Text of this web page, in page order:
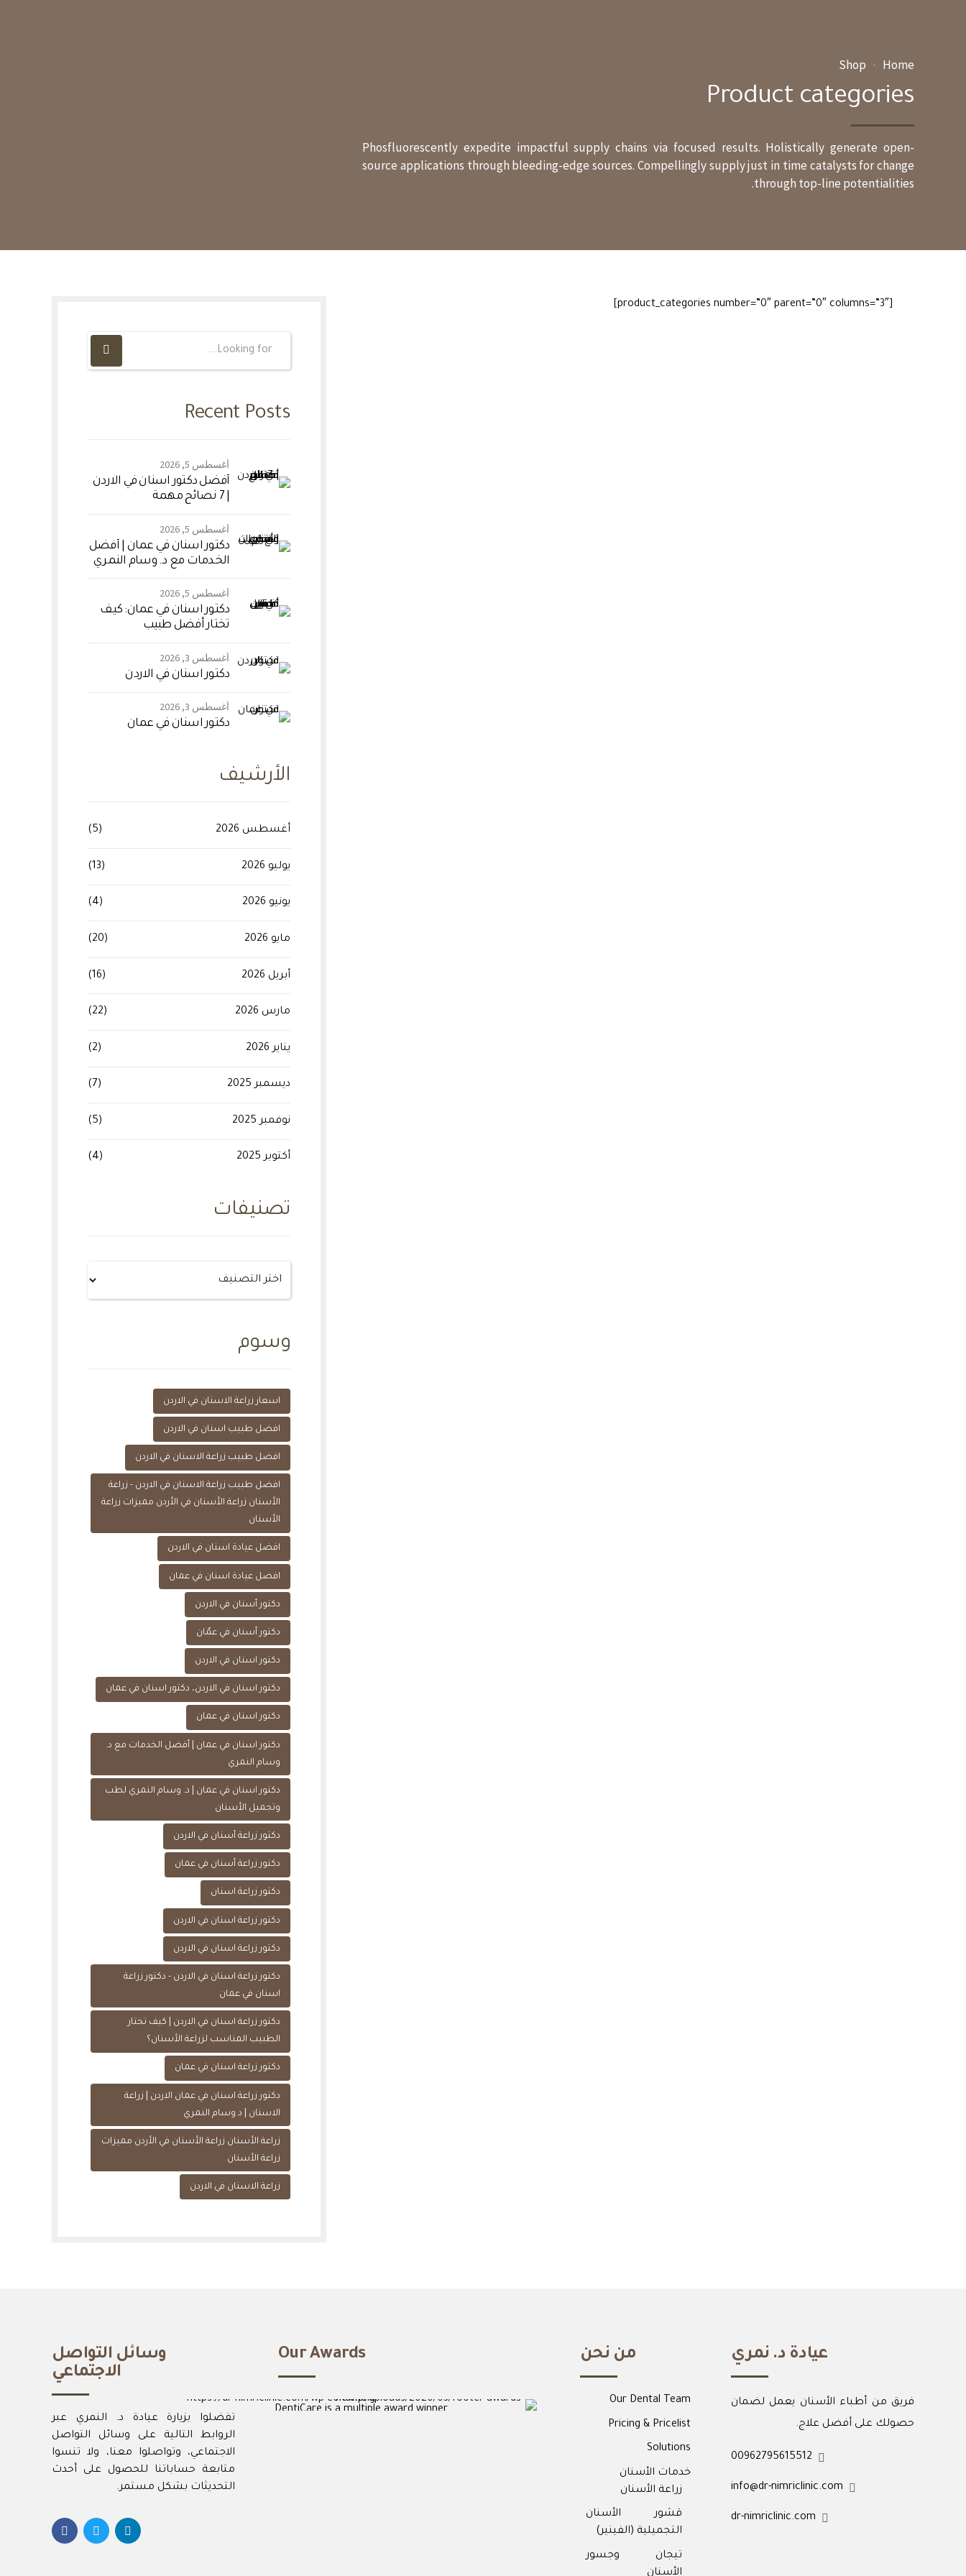
Home
Shop
Product categories
Phosfluorescently expedite impactful supply chains via focused results. Holistically generate open-
source applications through bleeding-edge sources. Compellingly supply just in time catalysts for change
through top-line potentialities.
[product_categories number=”0″ parent=”0″ columns=”3″]
Recent Posts
أغسطس 5, 2026
أفضل دكتور اسنان في الاردن
| 7 نصائح مهمة
أغسطس 5, 2026
دكتور اسنان في عمان | أفضل
الخدمات مع د. وسام النمري
أغسطس 5, 2026
دكتور اسنان في عمان: كيف
تختار أفضل طبيب
أغسطس 3, 2026
دكتور اسنان في الاردن
أغسطس 3, 2026
دكتور اسنان في عمان
الأرشيف
أغسطس 2026 (5)
يوليو 2026 (13)
يونيو 2026 (4)
مايو 2026 (20)
أبريل 2026 (16)
مارس 2026 (22)
يناير 2026 (2)
ديسمبر 2025 (7)
نوفمبر 2025 (5)
أكتوبر 2025 (4)
تصنيفات
وسوم
اسعار زراعة الاسنان في الاردن
افضل طبيب اسنان في الاردن
افضل طبيب زراعة الاسنان في الاردن
افضل طبيب زراعة الاسنان في الاردن - زراعة
الأسنان زراعة الأسنان في الأردن مميزات زراعة
الأسنان
افضل عيادة اسنان في الاردن
افضل عيادة اسنان في عمان
دكتور أسنان في الاردن
دكتور أسنان في عمّان
دكتور اسنان في الاردن
دكتور اسنان في الاردن، دكتور اسنان في عمان
دكتور اسنان في عمان
دكتور اسنان في عمان | أفضل الخدمات مع د.
وسام النمري
دكتور اسنان في عمان | د. وسام النمري لطب
وتجميل الأسنان
دكتور زراعة أسنان في الاردن
دكتور زراعة أسنان في عمان
دكتور زراعة اسنان
دكتور زراعة اسنان في الاردن
دكتور زراعة اسنان في الاردن
دكتور زراعة اسنان في الاردن - دكتور زراعة
اسنان في عمان
دكتور زراعة اسنان في الاردن | كيف تختار
الطبيب المناسب لزراعة الأسنان؟
دكتور زراعة اسنان في عمان
دكتور زراعة اسنان في عمان الاردن | زراعة
الاسنان | د وسام النمري
زراعة الأسنان زراعة الأسنان في الأردن مميزات
زراعة الأسنان
زراعة الاسنان في الاردن
عيادة د. نمري
فريق من أطباء الأسنان يعمل لضمان
حصولك على أفضل علاج.
00962795615512
info@dr-nimriclinic.com
dr-nimriclinic.com
من نحن
Our Dental Team
Pricing & Pricelist
Solutions
خدمات الأسنان
زراعة الأسنان
قشور الأسنان
التجميلية (الفينير)
تيجان وجسور
الأسنان
Our Awards
DentiCare is a multiple award winner
وسائل التواصل
الاجتماعي
تفضلوا بزيارة عيادة د. النمري عبر
الروابط التالية على وسائل التواصل
الاجتماعي، وتواصلوا معنا، ولا تنسوا
متابعة حساباتنا للحصول على أحدث
التحديثات بشكل مستمر.